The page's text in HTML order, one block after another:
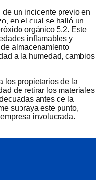
un incidente previo en
en el cual se halló un
orgánico 5,2. Este
inflamables y
almacenamiento
a la humedad, cambios
los propietarios de la
de retirar los materiales
antes de la
subraya este punto,
involucrada.